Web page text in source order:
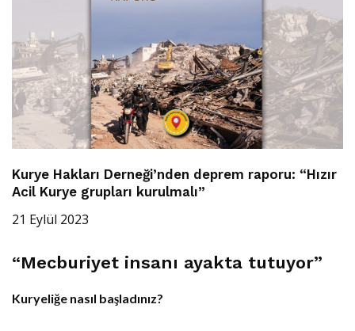
Kurye Hakları Derneği’nden deprem raporu: “Hızır
Acil Kurye grupları kurulmalı”
21 Eylül 2023
“Mecburiyet insanı ayakta tutuyor”
Kuryeliğe nasıl başladınız?